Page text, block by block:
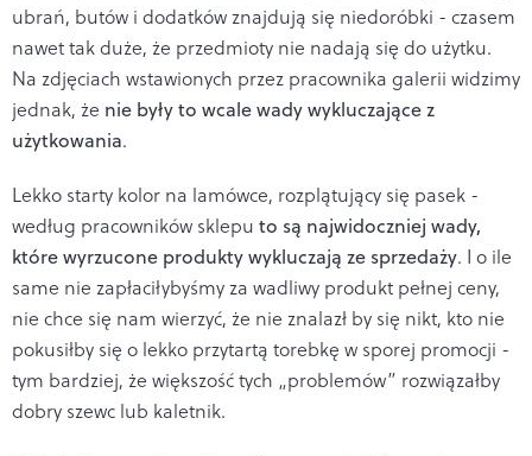
ubrań, butów i dodatków znajdują się niedoróbki - czasem
nawet tak duże, że przedmioty nie nadają się do użytku.
Na zdjęciach wstawionych przez pracownika galerii widzimy
jednak, że nie były to wcale wady wykluczające z
użytkowania.
Lekko starty kolor na lamówce, rozplątujący się pasek -
według pracowników sklepu to są najwidoczniej wady,
które wyrzucone produkty wykluczają ze sprzedaży. I o ile
same nie zapłaciłybyśmy za wadliwy produkt pełnej ceny,
nie chce się nam wierzyć, że nie znalazł by się nikt, kto nie
pokusiłby się o lekko przytartą torebkę w sporej promocji -
tym bardziej, że większość tych „problemów” rozwiązałby
dobry szewc lub kaletnik.